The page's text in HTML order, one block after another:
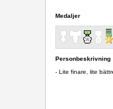
Medaljer
Personbeskrivning
- Lite finare, lite